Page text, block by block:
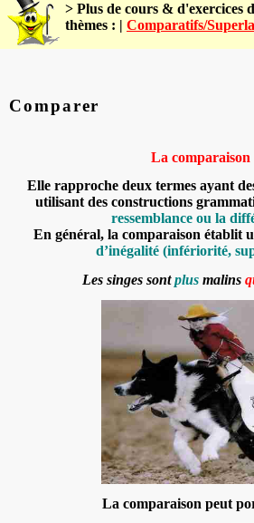
> Plus de cours & d'exercices
thèmes : | Comparatifs/
Comparer
La comparaison
Elle rapproche deux termes ayant
utilisant des constructions
ressemblance ou la
En général, la comparaison établit
d’inégalité (infériorité,
Les singes sont plus malins
La comparaison peut